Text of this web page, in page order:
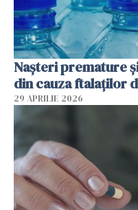
Nașteri premature
din cauza ftalaților
29 APRILIE 2026